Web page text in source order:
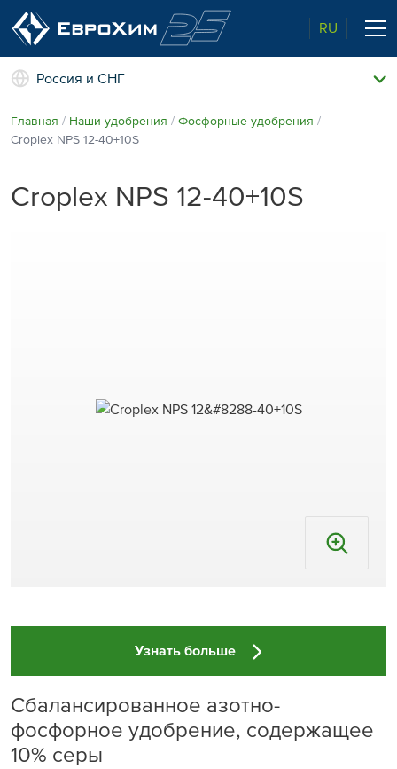
RU
Наши удобрения
О нас
Качество от лидера рынка
Агроэкспертиза
Россия и СНГ
Главная Наши удобрения
Фосфорные удобрения
Croplex NPS 12⁠-40+10S
Croplex NPS 12⁠-40+10S
Узнать больше
Cбалансированное азотно-
фосфорное удобрение, содержащее
10% серы